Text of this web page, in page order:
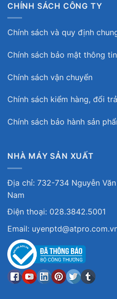
CHÍNH SÁCH CÔNG TY
Chính sách và quy định
Chính sách bảo mật thông tin
Chính sách vận chuyển
Chính sách kiểm hàng, đổi
Chính sách bảo hành sản
NHÀ MÁY SẢN XUẤT
Địa chỉ: 732-734 Nguyễn
Nam
Điện thoại: 028.3842.5001
Email: